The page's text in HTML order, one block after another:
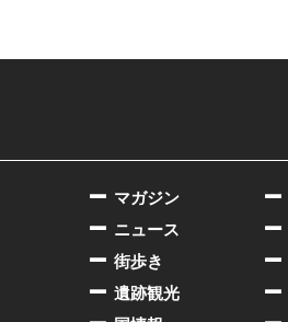
マガジン
ニュース
街歩き
遺跡観光